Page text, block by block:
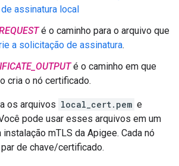
assinatura local
é o caminho para o arquivo que
a solicitação de assinatura.
é o caminho em que
cria o nó certificado.
os arquivos local_cert.pem e
pode usar esses arquivos em um
instalação mTLS da Apigee. Cada nó
de chave/certificado.